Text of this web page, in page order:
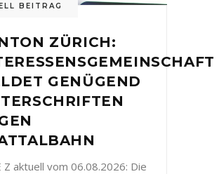
BEITRAG
ZÜRICH:
GENÜGEND
Z aktuell vom 06.08.2026: Die